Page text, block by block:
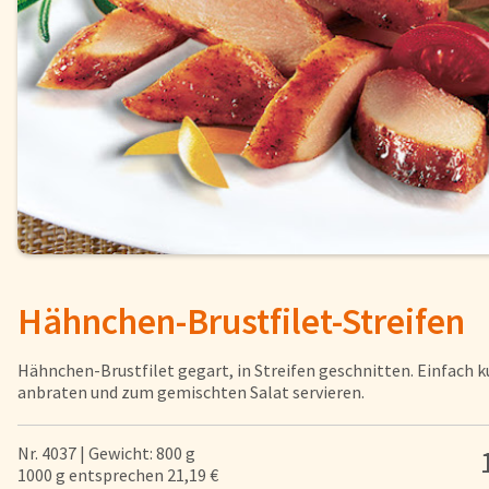
Fisch Pizzen und
Snacks
Schnelle Mahlzeiten Torten und
Brot und Brötchen
Über uns
Presse & News
Karriere
Hähnchen-Brustfilet-Streifen
Hähnchen-Brustfilet gegart, in Streifen geschnitten. Einfach
anbraten und zum gemischten Salat servieren.
Nr. 4037 | Gewicht: 800 g
1000 g entsprechen 21,19 €